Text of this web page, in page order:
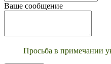
Ваше сообщение
Просьба в примечании